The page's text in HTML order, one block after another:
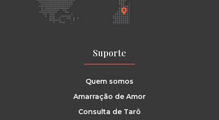
Suporte
Quem somos
Amarração de Amor
Consulta de Tarô